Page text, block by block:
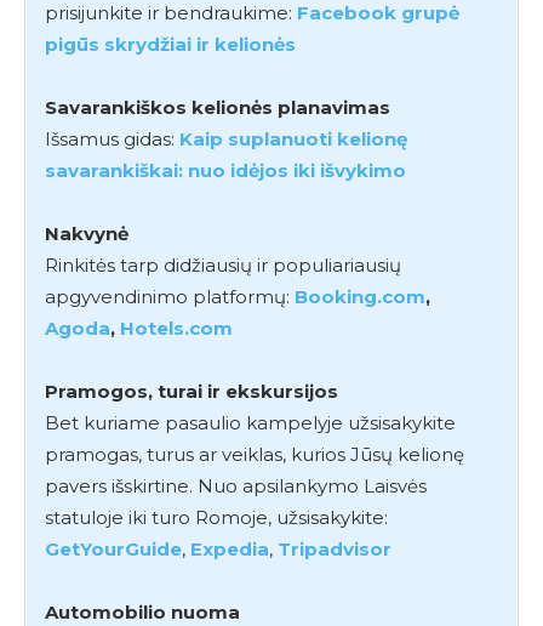
prisijunkite ir bendraukime: Facebook grupė
pigūs skrydžiai ir kelionės
Savarankiškos kelionės planavimas
Išsamus gidas: Kaip suplanuoti kelionę
savarankiškai: nuo idėjos iki išvykimo
Nakvynė
Rinkitės tarp didžiausių ir populiariausių
apgyvendinimo platformų: Booking.com,
Agoda, Hotels.com
Pramogos, turai ir ekskursijos
Bet kuriame pasaulio kampelyje užsisakykite
pramogas, turus ar veiklas, kurios Jūsų kelionę
pavers išskirtine. Nuo apsilankymo Laisvės
statuloje iki turo Romoje, užsisakykite:
GetYourGuide, Expedia, Tripadvisor
Automobilio nuoma